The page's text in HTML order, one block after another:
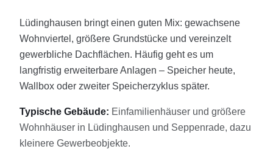
Lüdinghausen bringt einen guten Mix: gewachsene
Wohnviertel, größere Grundstücke und vereinzelt
gewerbliche Dachflächen. Häufig geht es um
langfristig erweiterbare Anlagen – Speicher heute,
Wallbox oder zweiter Speicherzyklus später.
Typische Gebäude: Einfamilienhäuser und größere
Wohnhäuser in Lüdinghausen und Seppenrade, dazu
kleinere Gewerbeobjekte.